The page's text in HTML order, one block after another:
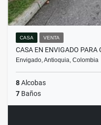
CASA VENTA
CASA EN ENVIGADO PARA
Envigado, Antioquia, Colombia
8Alcobas
7 Baños